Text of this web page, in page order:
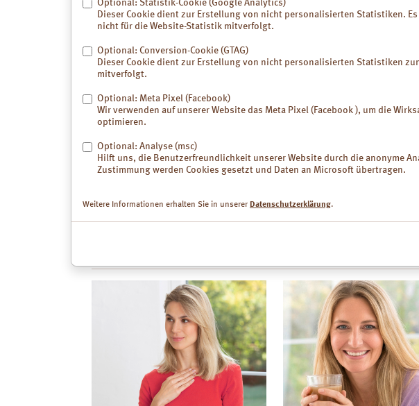
Mit dem Duo-Wirkmechanismus aus Simeticon und natürlicher Mineralerde
Luvos-Gastrosan Blähungen & Schmerzen quälende Blähungen, Völlegefühl,
mehr zu Luvos-Gastrosan Blähungen & Schmerzen
Mehr Liebe für meinen Bauch: mehr
Optional: Statistik-Cookie (Google Analytics)
Dieser Cookie dient zur Erstellung von nicht personalisierten Statistiken.
nicht für die Website-Statistik mitverfolgt.
Optional: Conversion-Cookie (GTAG)
Dieser Cookie dient zur Erstellung von nicht personalisierten Statistiken
mitverfolgt.
Optional: Meta Pixel (Facebook)
Wir verwenden auf unserer Website das Meta Pixel (Facebook ), um die
optimieren.
Optional: Analyse (msc)
Hilft uns, die Benutzerfreundlichkeit unserer Website durch die anonyme
Zustimmung werden Cookies gesetzt und Daten an Microsoft übertragen.
Weitere Informationen erhalten Sie in unserer Datenschutzerklärung.